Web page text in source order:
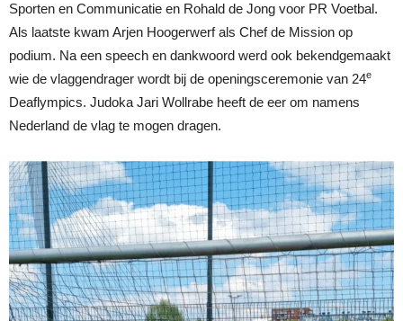
Sporten en Communicatie en Rohald de Jong voor PR Voetbal.
Als laatste kwam Arjen Hoogerwerf als Chef de Mission op
podium. Na een speech en dankwoord werd ook bekendgemaakt
wie de vlaggendrager wordt bij de openingsceremonie van 24e
Deaflympics. Judoka Jari Wollrabe heeft de eer om namens
Nederland de vlag te mogen dragen.